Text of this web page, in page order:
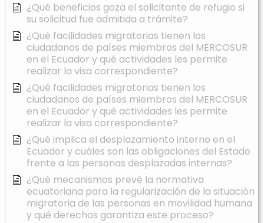
¿Qué beneficios goza el solicitante de refugio si
su solicitud fue admitida a trámite?
¿Qué facilidades migratorias tienen los
ciudadanos de países miembros del MERCOSUR
en el Ecuador y qué actividades les permite
realizar la visa correspondiente?
¿Qué facilidades migratorias tienen los
ciudadanos de países miembros del MERCOSUR
en el Ecuador y qué actividades les permite
realizar la visa correspondiente?
¿Qué implica el desplazamiento interno en el
Ecuador y cuáles son las obligaciones del Estado
frente a las personas desplazadas internas?
¿Qué mecanismos prevé la normativa
ecuatoriana para la regularización de la situación
migratoria de las personas en movilidad humana
y qué derechos garantiza este proceso?